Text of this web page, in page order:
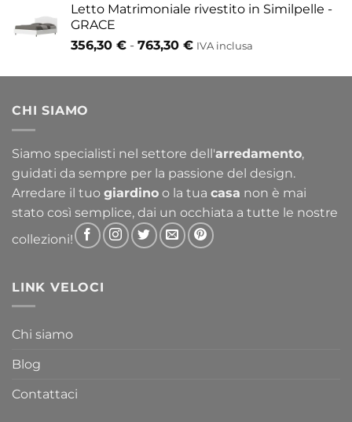
Letto Matrimoniale rivestito in Similpelle -
GRACE
356,30 € - 763,30 €Fascia
prezzo:
IVA inclusa
CHI SIAMO
Siamo specialisti nel settore dell'arredamento,
guidati da sempre per la passione del design.
Arredare il tuo giardino o la tua casa non è mai
stato così semplice, dai un occhiata a tutte le nostre
collezioni!
LINK VELOCI
Chi siamo
Blog
Contattaci